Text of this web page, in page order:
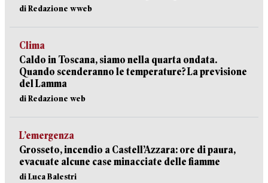
di Redazione wweb
Clima
Caldo in Toscana, siamo nella quarta ondata.
Quando scenderanno le temperature? La previsione
del Lamma
di Redazione web
L’emergenza
Grosseto, incendio a Castell’Azzara: ore di paura,
evacuate alcune case minacciate delle fiamme
di Luca Balestri